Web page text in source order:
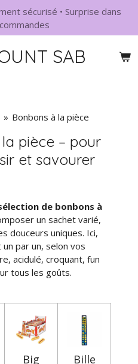
SAB
sécurisé • Surprise dans
» Bonbons à la pièce
pièce – pour
et savourer
de bonbons à
un sachet varié,
douceurs uniques. Ici,
par un, selon vos
acidulé, croquant, fun
tous les goûts.
Big
Bille